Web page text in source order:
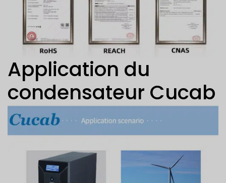
Application du
condensateur Cucab